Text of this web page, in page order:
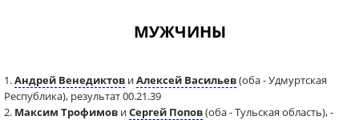
МУЖЧИНЫ
1.Андрей Венедиктов иАлексей Васильев(оба - Удмуртская
Республика), результат 00.21.39
2. Максим Трофимов иСергей Попов(оба - Тульская область), -